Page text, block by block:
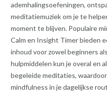
ademhalingsoefeningen,
meditatiemuziek om je te
moment te blijven. Populaire
Calm en Insight Timer bieden
inhoud voor zowel beginners
hulpmiddelen kun je overal en
begeleide meditaties,
mindfulness in je dagelijkse